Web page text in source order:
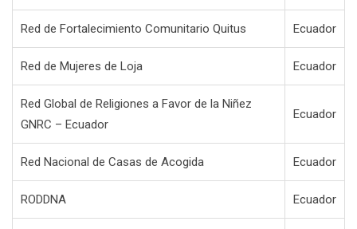
Red de Fortalecimiento Comunitario Quitus Ecuador
Red de Mujeres de Loja Ecuador
Red Global de Religiones a Favor de la Niñez
GNRC – Ecuador
Ecuador
Red Nacional de Casas de Acogida Ecuador
RODDNA Ecuador